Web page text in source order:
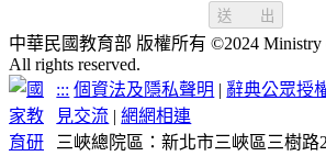
送 出
中華民國教育部 版權所有 ©2024 Ministry
All rights reserved.
::: 個資法及隱私聲明 | 辭典公眾授
見交流 |網網相連
三峽總院區：新北市三峽區三樹路